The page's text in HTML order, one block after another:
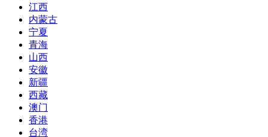
江西
内蒙古
宁夏
青海
山西
安徽
新疆
西藏
澳门
香港
台湾